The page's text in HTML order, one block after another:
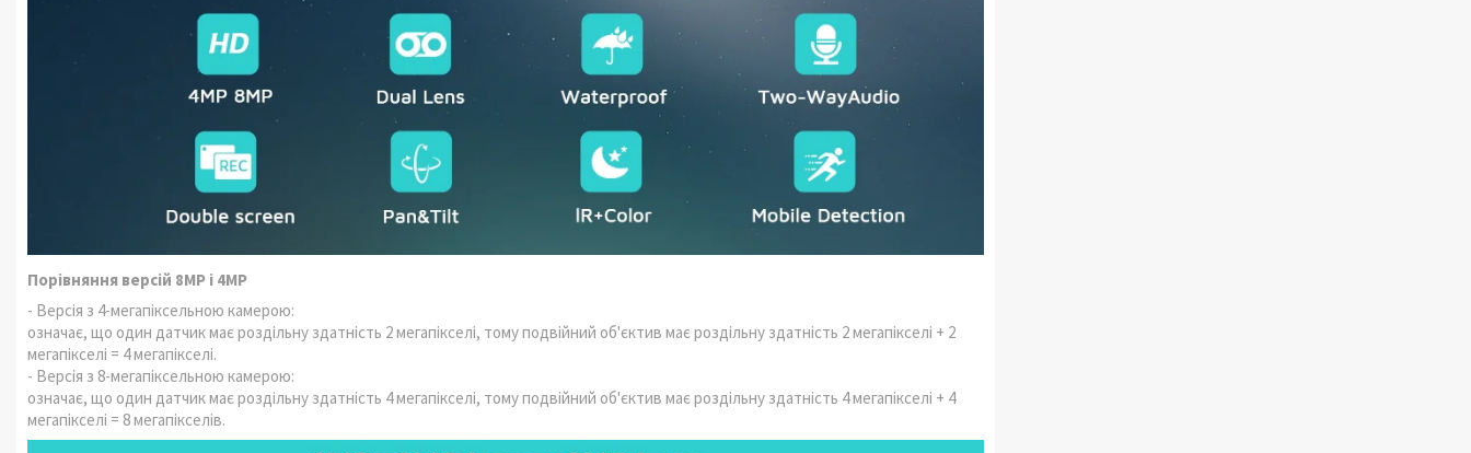
Порівняння версій 8MP і 4MP
- Версія з 4-мегапіксельною камерою:
означає, що один датчик має роздільну здатність 2 мегапікселі, тому подвійний об'єктив має роздільну здатність 2 мегапікселі + 2
мегапікселі = 4 мегапікселі.
- Версія з 8-мегапіксельною камерою:
означає, що один датчик має роздільну здатність 4 мегапікселі, тому подвійний об'єктив має роздільну здатність 4 мегапікселі + 4
мегапікселі = 8 мегапікселів.